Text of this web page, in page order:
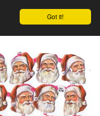
Got it!